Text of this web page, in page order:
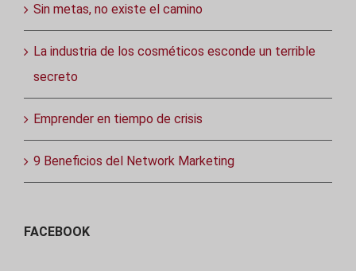
Sin metas, no existe el camino
La industria de los cosméticos esconde un terrible
secreto
Emprender en tiempo de crisis
9 Beneficios del Network Marketing
FACEBOOK